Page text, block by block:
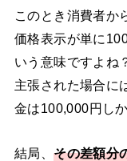
このとき消費者か
価格表示が単に
いう意味ですよね
主張された場合に
金は100,000円し
結局、その差額分